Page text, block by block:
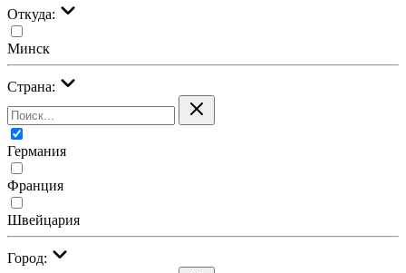
Откуда:
Минск
Страна:
Германия
Франция
Швейцария
Город: